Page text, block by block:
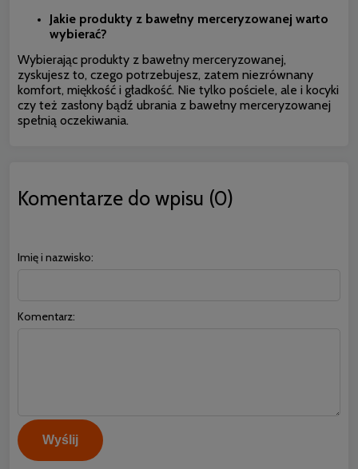
Jakie produkty z bawełny merceryzowanej warto
wybierać?
Wybierając produkty z bawełny merceryzowanej,
zyskujesz to, czego potrzebujesz, zatem niezrównany
komfort, miękkość i gładkość. Nie tylko pościele, ale i kocyki
czy też zasłony bądź ubrania z bawełny merceryzowanej
spełnią oczekiwania.
Komentarze do wpisu (0)
Imię i nazwisko:
Komentarz:
Wyślij